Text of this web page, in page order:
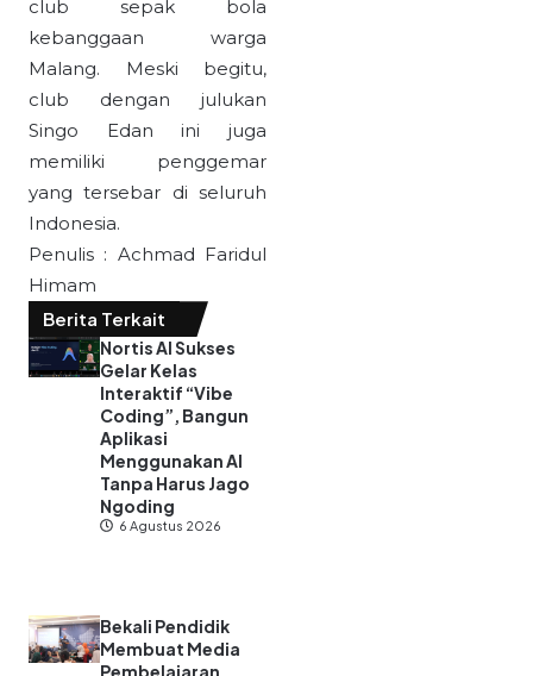
club sepak bola
kebanggaan warga
Malang. Meski begitu,
club dengan julukan
Singo Edan ini juga
memiliki penggemar
yang tersebar di seluruh
Indonesia.
Penulis : Achmad Faridul
Himam
Berita Terkait
Nortis AI Sukses
Gelar Kelas
Interaktif “Vibe
Coding”, Bangun
Aplikasi
Menggunakan AI
Tanpa Harus Jago
Ngoding
6 Agustus 2026
Bekali Pendidik
Membuat Media
Pembelajaran